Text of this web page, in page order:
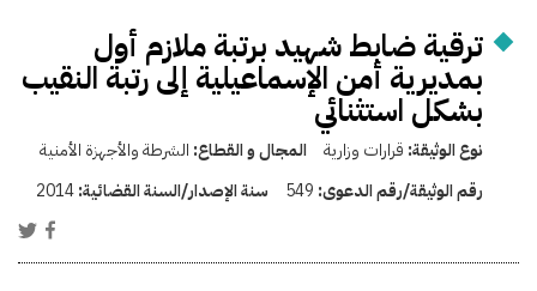
ترقية ضابط شهيد برتبة ملازم أول
بمديرية أمن الإسماعيلية إلى رتبة النقيب
بشكل استثنائي
نوع الوثيقة: قرارات وزارية المجال و القطاع: الشرطة والأجهزة الأمنية
رقم الوثيقة/رقم الدعوى: 549 سنة الإصدار/السنة القضائية:2014